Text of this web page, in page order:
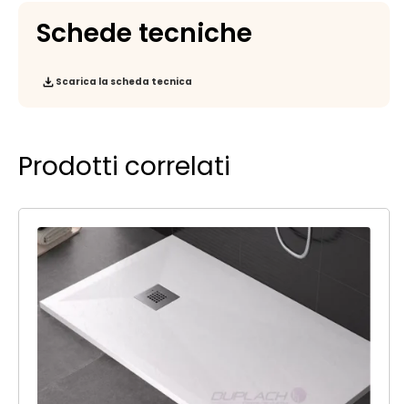
Schede tecniche
Scarica la scheda tecnica
Prodotti correlati